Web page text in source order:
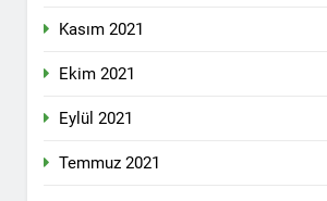
VE DİYALOĞLA ÇÖZÜLMELİDİR
başkanı Bayram Bozyel’in açılış
Kasım 2021
Ekim 2021
Eylül 2021
Temmuz 2021